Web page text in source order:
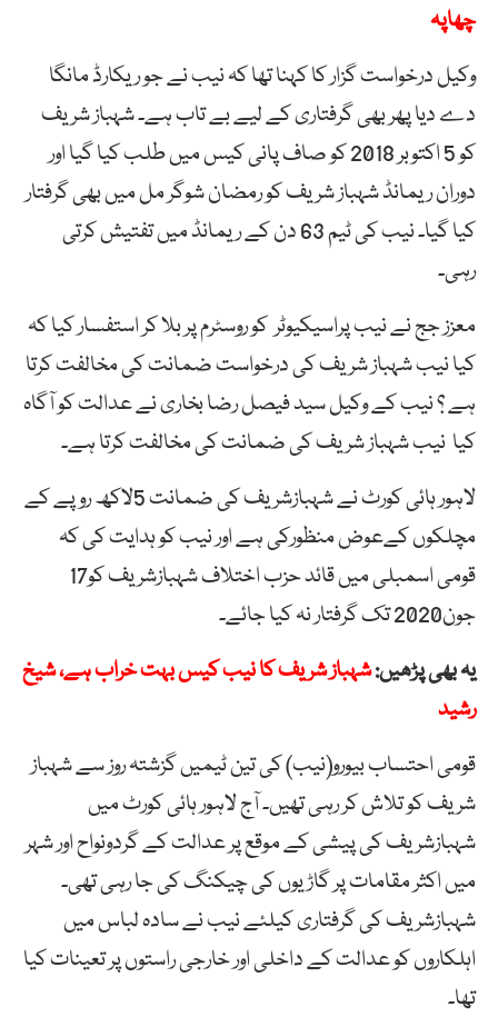
چھاپہ
وکیل درخواست گزار کا کہنا تھا کہ نیب نے جو ریکارڈ مانگا
دے دیا پھر بھی گرفتاری کے لیے بے تاب ہے۔ شہباز شریف
کو 5 اکتوبر 2018 کو صاف پانی کیس میں طلب کیا گیا اور
دوران ریمانڈ شہباز شریف کو رمضان شوگر مل میں بھی گرفتار
کیا گیا۔ نیب کی ٹیم 63 دن کے ریمانڈ میں تفتیش کرتی
رہی۔
معزز جج نے نیب پراسیکیوٹر کو روسٹرم پر بلا کر استفسار کیا کہ
کیا نیب شہباز شریف کی درخواست ضمانت کی مخالفت کرتا
ہے ؟ نیب کے وکیل سید فیصل رضا بخاری نے عدالت کو آگاہ
کیا نیب شہباز شریف کی ضمانت کی مخالفت کرتا ہے۔
لاہور ہائی کورٹ نے شہبازشریف کی ضمانت 5لاکھ روپے کے
مچلکوں کےعوض منظورکی ہے اور نیب کو ہدایت کی کہ
قومی اسمبلی میں قائد حزب اختلاف شہبازشریف کو17
جون2020 تک گرفتار نہ کیا جائے۔
یہ بھی پڑھیں:شہباز شریف کا نیب کیس بہت خراب ہے، شیخ
رشید
قومی احتساب بیورو(نیب) کی تین ٹیمیں گزشتہ روز سے شہباز
شریف کو تلاش کر رہی تھیں۔ آج لاہور ہائی کورٹ میں
شہبازشریف کی پیشی کے موقع پر عدالت کے گردونواح اور شہر
میں اکثر مقامات پر گاڑیوں کی چیکنگ کی جا رہی تھی۔
شہبازشریف کی گرفتاری کیلئے نیب نے سادہ لباس میں
اہلکاروں کو عدالت کے داخلی اور خارجی راستوں پر تعینات کیا
تھا۔